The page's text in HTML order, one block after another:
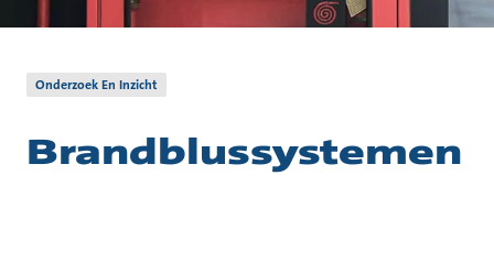
Onderzoek En Inzicht
Brandblussystemen